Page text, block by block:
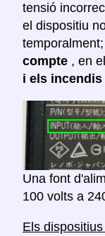
tensió
el dispositiu
compte , en
i els
Una font
100 volts a
Els